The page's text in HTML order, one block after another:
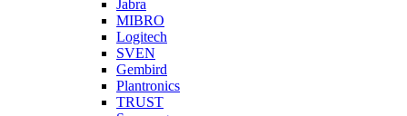
Jabra
MIBRO
Logitech
SVEN
Gembird
Plantronics
TRUST